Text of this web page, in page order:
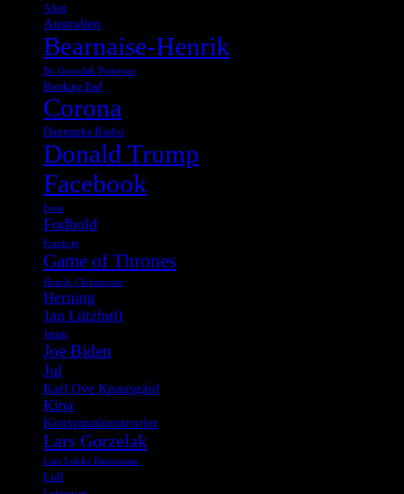
Alien
Australien
Bearnaise-Henrik
Bo Gorzelak Pedersen
Breaking Bad
Corona
Danmarks Radio
Donald Trump
Facebook
Ferie
Fodbold
Frankrig
Game of Thrones
Henrik Christensen
Herning
Jan Lützhøft
Japan
Joe Biden
Jul
Karl Ove Knausgård
Kina
Konspirationsteorier
Lars Gorzelak
Lars Løkke Rasmussen
Lidl